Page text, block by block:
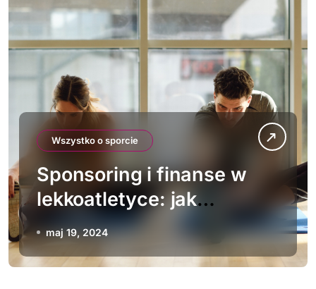
Wszystko o sporcie
Sponsoring i finanse w
lekkoatletyce: jak
zarabiają zawodnicy?
maj 19, 2024